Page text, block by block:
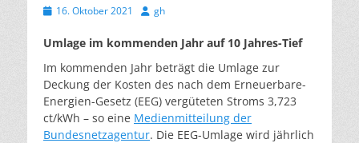
Veröffentlicht
16. Oktober 2021 Autor
gh
Umlage im kommenden Jahr auf 10 Jahres-Tief
Im kommenden Jahr beträgt die Umlage zur
Deckung der Kosten des nach dem Erneuerbare-
Energien-Gesetz (EEG) vergüteten Stroms 3,723
ct/kWh – so eine Medienmitteilung der
Bundesnetzagentur. Die EEG-Umlage wird jährlich